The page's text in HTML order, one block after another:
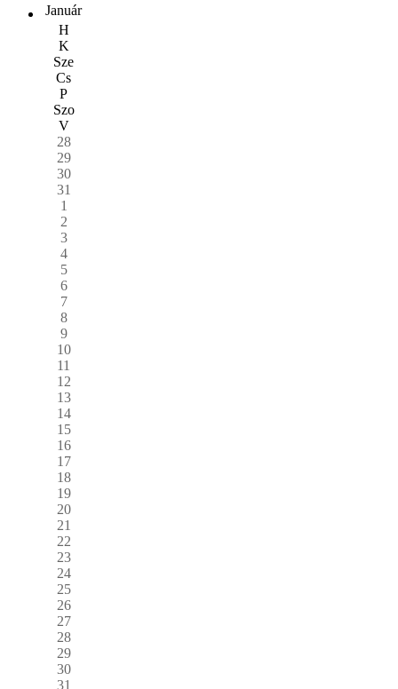
Január
H
K
Sze
Cs
P
Szo
V
28
29
30
31
1
2
3
4
5
6
7
8
9
10
11
12
13
14
15
16
17
18
19
20
21
22
23
24
25
26
27
28
29
30
31